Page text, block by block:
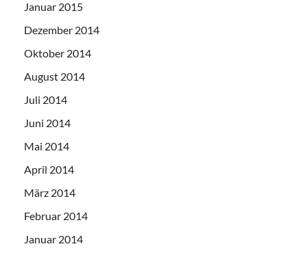
Januar 2015
Dezember 2014
Oktober 2014
August 2014
Juli 2014
Juni 2014
Mai 2014
April 2014
März 2014
Februar 2014
Januar 2014